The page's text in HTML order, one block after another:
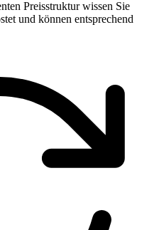
Preisstruktur wissen Sie
und können entsprechend